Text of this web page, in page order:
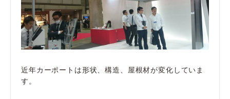
近年カーポートは形状、構造、屋根材が変化していま
す。